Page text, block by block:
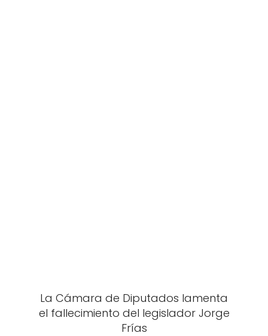
La Cámara de Diputados lamenta
el fallecimiento del legislador Jorge
Frías